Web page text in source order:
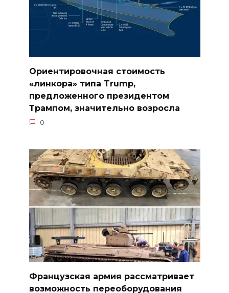
Ориентировочная стоимость
«линкора» типа Trump,
предложенного президентом
Трампом, значительно возросла
0
Французская армия рассматривает
возможность переоборудования